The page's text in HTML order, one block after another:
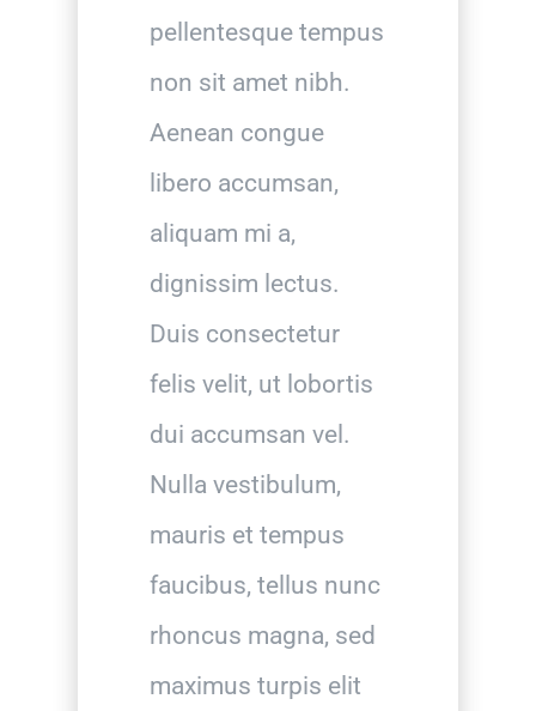
pellentesque tempus
non sit amet nibh.
Aenean congue
libero accumsan,
aliquam mi a,
dignissim lectus.
Duis consectetur
felis velit, ut lobortis
dui accumsan vel.
Nulla vestibulum,
mauris et tempus
faucibus, tellus nunc
rhoncus magna, sed
maximus turpis elit